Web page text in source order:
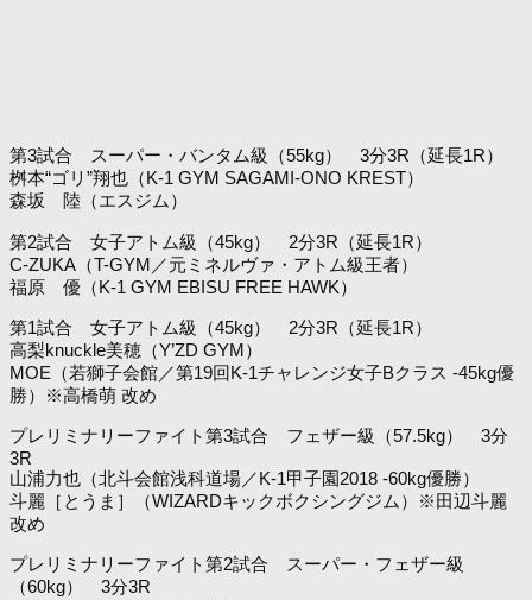
第3試合 スーパー・バンタム級（55kg） 3分3R（延長1R）
桝本“ゴリ”翔也（K-1 GYM SAGAMI-ONO KREST）
森坂 陸（エスジム）
第2試合 女子アトム級（45kg） 2分3R（延長1R）
C-ZUKA（T-GYM／元ミネルヴァ・アトム級王者）
福原 優（K-1 GYM EBISU FREE HAWK）
第1試合 女子アトム級（45kg） 2分3R（延長1R）
高梨knuckle美穂（Y’ZD GYM）
MOE（若獅子会館／第19回K-1チャレンジ女子Bクラス -45kg優
勝）※高橋萌 改め
プレリミナリーファイト第3試合 フェザー級（57.5kg） 3分
3R
山浦力也（北斗会館浅科道場／K-1甲子園2018 -60kg優勝）
斗麗［とうま］（WIZARDキックボクシングジム）※田辺斗麗
改め
プレリミナリーファイト第2試合 スーパー・フェザー級
（60kg） 3分3R